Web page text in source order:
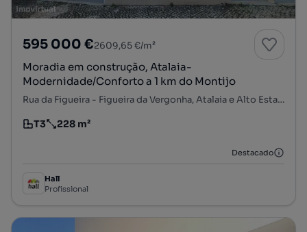
595 000 €2609,65 €/m²
Moradia em construção, Atalaia-
Modernidade/Conforto a 1 km do Montijo
Rua da Figueira - Figueira da Vergonha, Atalaia e Alto Estanqueiro-Jardia, Montijo, Setúbal
Tipologia
T3
Preço por metro quadrado
228 m²
Destacado
Hall
Profissional